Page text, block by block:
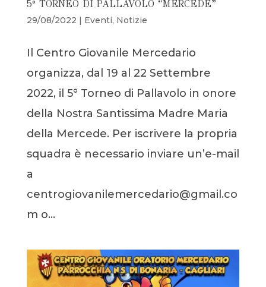
5° TORNEO DI PALLAVOLO “MERCEDE”
29/08/2022 | Eventi, Notizie
Il Centro Giovanile Mercedario
organizza, dal 19 al 22 Settembre
2022, il 5° Torneo di Pallavolo in onore
della Nostra Santissima Madre Maria
della Mercede. Per iscrivere la propria
squadra è necessario inviare un’e-mail
a
centrogiovanilemercedario@gmail.co
m o...